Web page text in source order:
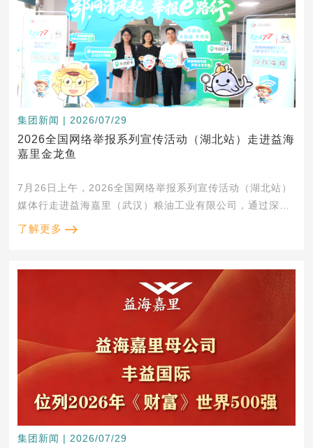
集团新闻 | 2026/07/29
2026全国网络举报系列宣传活动（湖北站）走进益海
嘉里金龙鱼
7月26日上午，2026全国网络举报系列宣传活动（湖北站）
媒体行走进益海嘉里（武汉）粮油工业有限公司，通过深入
生产一线，探访企业食品安全管控全流程，调研涉企网络侵
了解更多
集团新闻 | 2026/07/29